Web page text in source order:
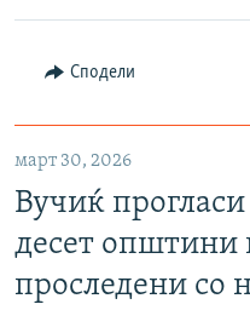
Сподели
март 30, 2026
Вучиќ
десет општини
проследени со